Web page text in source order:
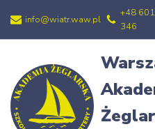
Przejdź
treści
info@wiatr.waw.pl
+48
346